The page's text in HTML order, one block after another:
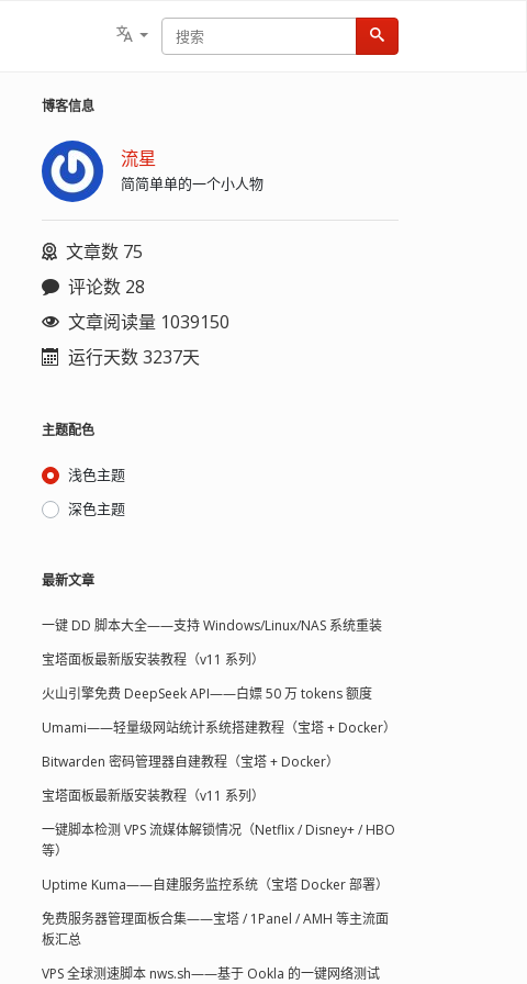
博客信息
流星
简简单单的一个小人物
文章数 75
评论数 28
文章阅读量 1039150
运行天数 3237天
主题配色
浅色主题
深色主题
最新文章
一键 DD 脚本大全——支持 Windows/Linux/NAS 系统重装
宝塔面板最新版安装教程（v11 系列）
火山引擎免费 DeepSeek API——白嫖 50 万 tokens 额度
Umami——轻量级网站统计系统搭建教程（宝塔 + Docker）
Bitwarden 密码管理器自建教程（宝塔 + Docker）
宝塔面板最新版安装教程（v11 系列）
一键脚本检测 VPS 流媒体解锁情况（Netflix / Disney+ / HBO
等）
Uptime Kuma——自建服务监控系统（宝塔 Docker 部署）
免费服务器管理面板合集——宝塔 / 1Panel / AMH 等主流面
板汇总
VPS 全球测速脚本 nws.sh——基于 Ookla 的一键网络测试